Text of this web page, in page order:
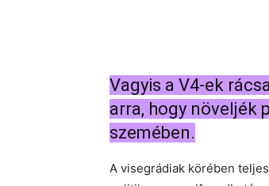
Vagyis a V4-ek
arra, hogy növeljék
szemében.
A visegrádiak körében